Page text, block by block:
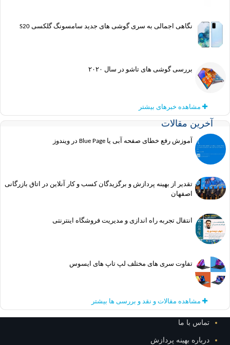
نگاهی اجمالی به سری گوشی های جدید سامسونگ گلکسی S20
بررسی گوشی های تاشو در سال ۲۰۲۰
مشاهده خبرهای بیشتر
آخرین مقالات
آموزش رفع خطای صفحه آبی یا Blue Page در ویندوز
تقدیر از بهینه پردازش و برگزیدگان کسب و کار آنلاین در اتاق بازرگانی
اصفهان
انتقال تجربه راه اندازی و مدیریت فروشگاه اینترنتی
تفاوت سری های مختلف لپ تاپ های ایسوس
مشاهده مقالات و نقد و بررسی ها بیشتر
تماس با ما
درباره بهینه پردازش